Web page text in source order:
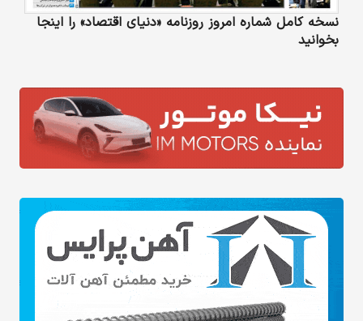
نسخه کامل شماره امروز روزنامه «دنیای‌ اقتصاد» را اینجا
بخوانید